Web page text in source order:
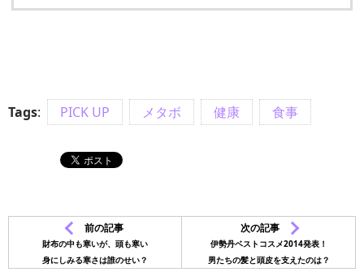
Tags: PICK UP メタボ 健康 食事
前の記事
財布の中も寒いが、頭も寒い
身にしみる寒さは誰のせい？
次の記事
伊勢丹ベストコスメ2014発表！
男たちの髪と頭皮を支えたのは？